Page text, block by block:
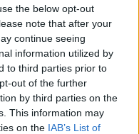
the below opt-out
note that after your
continue seeing
information utilized by
to third parties prior to
out of the further
by third parties on the
This information may
on the IAB’s List of